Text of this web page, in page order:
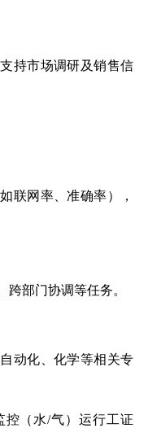
持市场调研及销售信
联网率、准确率），
跨部门协调等任务。
动化、化学等相关专
控（水/气）运行工证